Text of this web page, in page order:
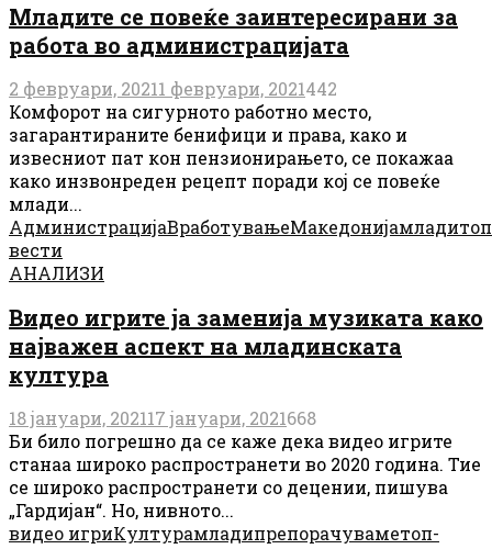
Младите се повеќе заинтересирани за
работа во администрацијата
2 февруари, 20211 февруари, 2021442
Комфорот на сигурното работно место,
загарантираните бенифици и права, како и
извесниот пат кон пензионирањето, се покажаа
како инзвонреден рецепт поради кој се повеќе
млади...
АдминистрацијаВработувањеМакедонијамлади
вести
АНАЛИЗИ
Видео игрите ја заменија музиката како
најважен аспект на младинската
култура
18 јануари, 202117 јануари, 2021668
Би било погрешно да се каже дека видео игрите
станаа широко распространети во 2020 година. Тие
се широко распространети со децении, пишува
„Гардијан“. Но, нивното...
видео игриКултурамладипрепорачуваметоп-